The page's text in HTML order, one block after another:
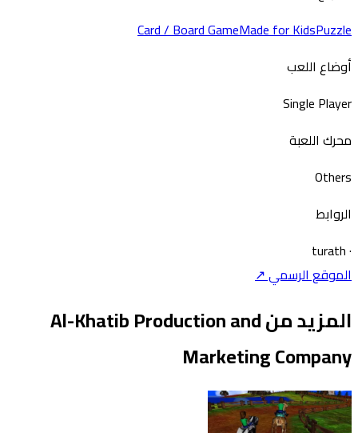
Card / Board GameMade for Kids
اللعب
Single
اللعبة
الرسمي ↗
المزيد من Al-Khatib Production and
Marketing